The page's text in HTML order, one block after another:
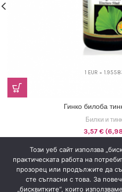
1 EUR =
Гинко билоба
Билки и
3,57 €
Този уеб сайт използва
практическата работа на
прозорец или продължите да
сте съгласни с това. За
„бисквитките“, които